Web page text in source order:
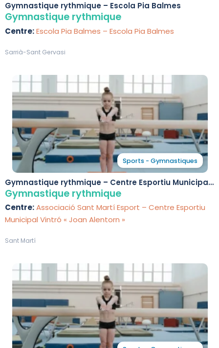
Gymnastique rythmique – Escola Pia Balmes
Gymnastique rythmique
Centre:Escola Pia Balmes – Escola Pia Balmes
Sarrià-Sant Gervasi
Sports - Gymnastiques
Gymnastique rythmique – Centre Esportiu Municipal
Vintró « Joan Alentorn »
Gymnastique rythmique
Centre:Associació Sant Martí Esport – Centre Esportiu
Municipal Vintró « Joan Alentorn »
Sant Martí